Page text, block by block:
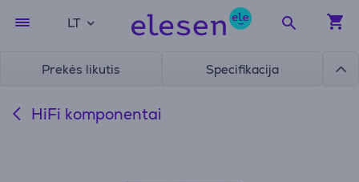
LT
Prekės likutis Specifikacija
HiFi komponentai